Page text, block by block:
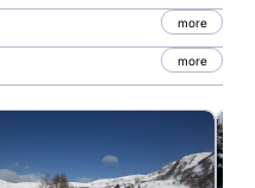
more
more